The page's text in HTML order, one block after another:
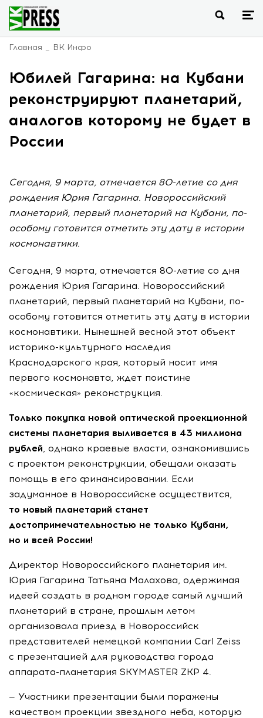
Главная ВК Инфо
Юбилей Гагарина: на Кубани
реконструируют планетарий,
аналогов которому не будет в
России
Сегодня, 9 марта, отмечается 80-летие со дня
рождения Юрия Гагарина. Новороссийский
планетарий, первый планетарий на Кубани, по-
особому готовится отметить эту дату в истории
космонавтики.
Сегодня, 9 марта, отмечается 80-летие со дня
рождения Юрия Гагарина. Новороссийский
планетарий, первый планетарий на Кубани, по-
особому готовится отметить эту дату в истории
космонавтики. Нынешней весной этот объект
историко-культурного наследия
Краснодарского края, который носит имя
первого космонавта, ждет поистине
«космическая» реконструкция.
Только покупка новой оптической проекционной
системы планетария выливается в 43 миллиона
рублей, однако краевые власти, ознакомившись
с проектом реконструкции, обещали оказать
помощь в его финансировании. Если
задуманное в Новороссийске осуществится,
то новый планетарий станет
достопримечательностью не только Кубани,
но и всей России!
Директор Новороссийского планетария им.
Юрия Гагарина Татьяна Малахова, одержимая
идеей создать в родном городе самый лучший
планетарий в стране, прошлым летом
организовала приезд в Новороссийск
представителей немецкой компании Carl Zeiss
с презентацией для руководства города
аппарата-планетария SKYMASTER ZKP 4.
— Участники презентации были поражены
качеством проекции звездного неба, которую